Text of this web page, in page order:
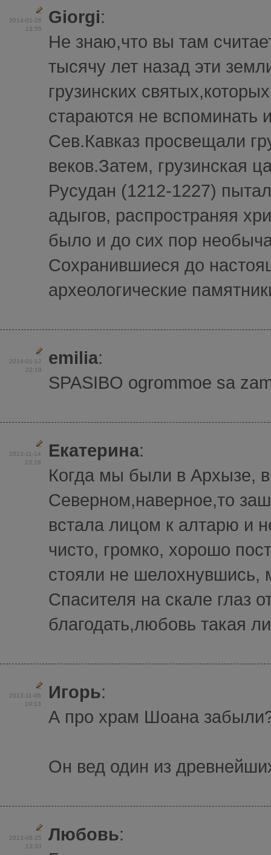
2014-01-26
13:55
Giorgi:
Не знаю,что вы там
тысячу лет назад эти
грузинских
стараются не вспоминать
Сев.Кавказ просвещали
веков.Затем, грузинская
Русудан (1212-1227)
адыгов, распространяя
было и до сих пор
Сохранившиеся до
археологические
2014-01-12
22:19
emilia:
SPASIBO ogrommoe sa
2013-11-14
23:18
Екатерина:
Когда мы были в Архызе,
Северном,наверное,то
встала лицом к алтарю и
чисто, громко, хорошо
стояли не шелохнувшись,
Спасителя на скале глаз
благодать,любовь такая
2013-11-06
19:13
Игорь:
А про храм Шоана
Он вед один из
2013-08-25
13:33
Любовь: